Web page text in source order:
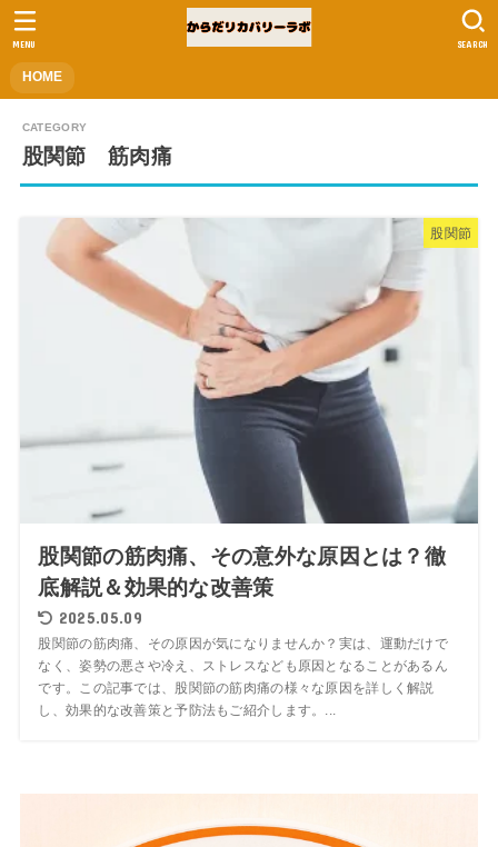
HOME
SEARCH
MENU
股関節 筋肉痛
股関節
股関節の筋肉痛、その意外な原因とは？徹
底解説＆効果的な改善策
2025.05.09
股関節の筋肉痛、その原因が気になりませんか？実は、運動だけで
なく、姿勢の悪さや冷え、ストレスなども原因となることがあるん
です。この記事では、股関節の筋肉痛の様々な原因を詳しく解説
し、効果的な改善策と予防法もご紹介します。...